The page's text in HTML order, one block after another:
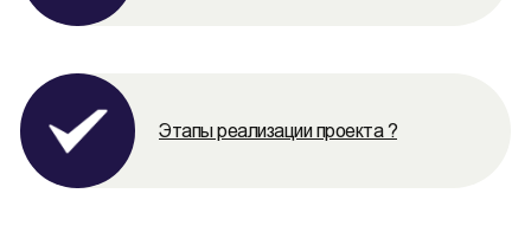
Этапы реализации проекта ?